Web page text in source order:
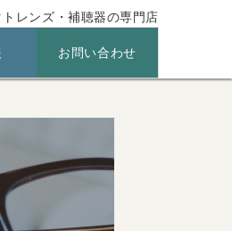
レンズ・補聴器の専門店
お問い合わせ